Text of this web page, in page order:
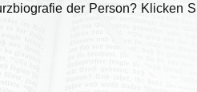
der Person? Klicken